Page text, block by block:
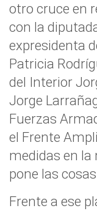
otro cruce en
con la
expresidenta
Patricia
del Interior
Jorge
Fuerzas
el Frente
medidas en
pone las
Frente a ese